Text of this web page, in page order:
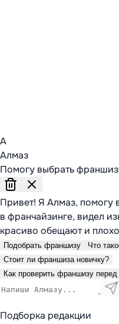
А
Алмаз
Помогу выбрать
Привет! Я Алмаз, помогу
в франчайзинге, видел
красиво обещают и
Подобрать франшизу
Что
Стоит ли франшиза новичку?
Как проверить франшизу перед
Подборка редакции